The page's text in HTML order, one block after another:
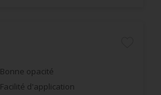
Bonne opacité
Facilité d'application